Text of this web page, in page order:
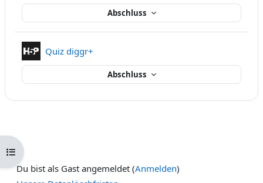
Kursindex öffnen
Abschluss
Quiz diggr+
Abschluss
Du bist als Gast angemeldet (Anmelden)